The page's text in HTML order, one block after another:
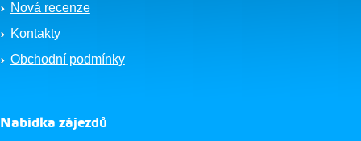
Nová recenze
Kontakty
Obchodní podmínky
Nabídka zájezdů